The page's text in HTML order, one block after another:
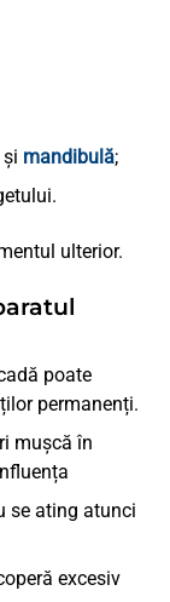
mandibulă;
ulterior.
poate
permanenți.
mușcă în
ating atunci
excesiv